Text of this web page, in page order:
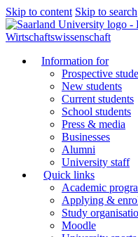
Skip to content Skip to search
Wirtschaftswissenschaft
Information for
Prospective
New students
Current students
School students
Press & media
Businesses
Alumni
University staff
Quick links
Academic
Applying &
Study
Moodle